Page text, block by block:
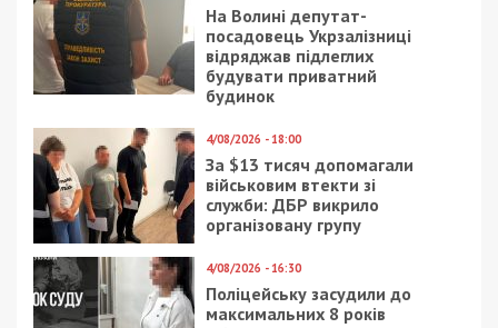
На Волині депутат-
посадовець Укрзалізниці
відряджав підлеглих
будувати приватний
будинок
4/08/2026 - 18:00
За $13 тисяч допомагали
військовим втекти зі
служби: ДБР викрило
організовану групу
4/08/2026 - 16:30
Поліцейську засудили до
максимальних 8 років